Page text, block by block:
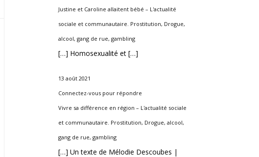
Justine et Caroline allaitent bébé – L'actualité
sociale et communautaire. Prostitution, Drogue,
alcool, gang de rue, gambling
[…] Homosexualité et […]
13 août 2021
Connectez-vous pour répondre
Vivre sa différence en région – L'actualité sociale
et communautaire. Prostitution, Drogue, alcool,
gang de rue, gambling
[…] Un texte de Mélodie Descoubes |